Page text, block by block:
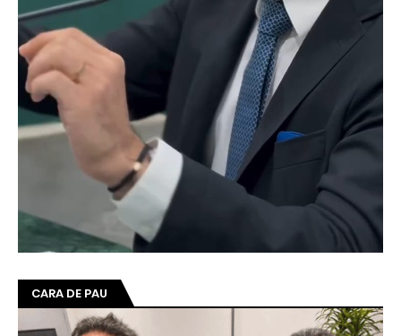
CARA DE PAU